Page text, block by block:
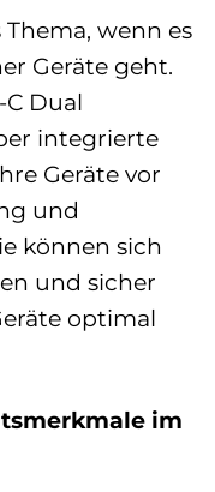
wenn es
Geräte geht.
C Dual
integrierte
Geräte vor
und
können sich
und sicher
optimal
im